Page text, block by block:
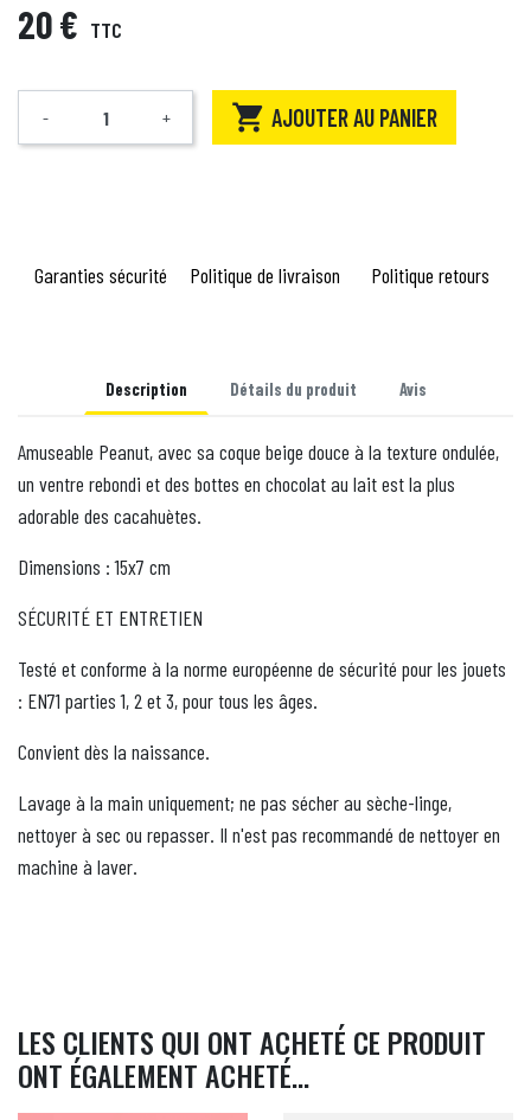
20 € TTC
Quantité
- +  AJOUTER AU PANIER
Garanties sécurité Politique de livraison Politique retours
Description Détails du produit Avis
Amuseable Peanut, avec sa coque beige douce à la texture ondulée,
un ventre rebondi et des bottes en chocolat au lait est la plus
adorable des cacahuètes.
Dimensions : 15x7 cm
SÉCURITÉ ET ENTRETIEN
Testé et conforme à la norme européenne de sécurité pour les jouets
: EN71 parties 1, 2 et 3, pour tous les âges.
Convient dès la naissance.
Lavage à la main uniquement; ne pas sécher au sèche-linge,
nettoyer à sec ou repasser. Il n'est pas recommandé de nettoyer en
machine à laver.
LES CLIENTS QUI ONT ACHETÉ CE PRODUIT
ONT ÉGALEMENT ACHETÉ...